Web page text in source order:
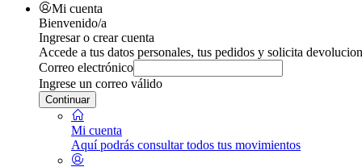
Mi cuenta
Bienvenido/a
Ingresar o crear cuenta
Accede a tus datos personales, tus pedidos y solicita
Correo electrónico
Ingrese un correo válido
Continuar
Mi cuenta
Aquí podrás consultar todos tus movimientos